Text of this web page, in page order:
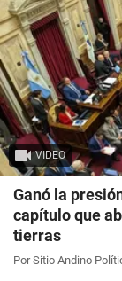
VIDEO
Ganó la
capítulo que
tierras
Por Sitio Andino